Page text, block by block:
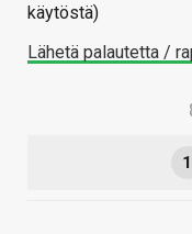
käytöstä)
Lähetä palautetta /
1